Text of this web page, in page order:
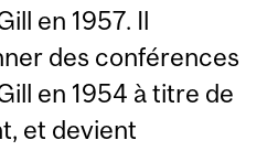
en 1957. Il
des conférences
en 1954 à titre de
et devient